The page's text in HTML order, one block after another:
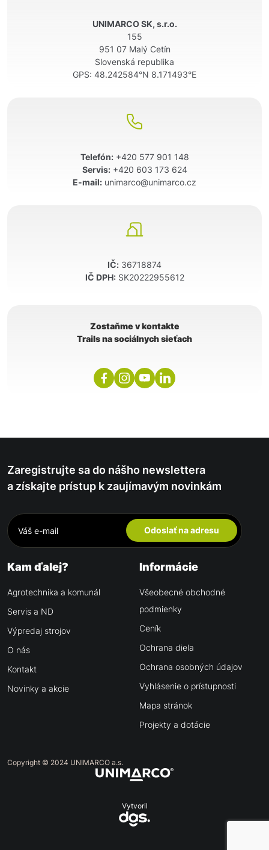
UNIMARCO SK, s.r.o.
155
951 07 Malý Cetín
Slovenská republika
GPS: 48.242584°N 8.171493°E
Telefón: +420 577 901 148
Servis: +420 603 173 624
E-mail: unimarco@unimarco.cz
IČ: 36718874
IČ DPH:SK20222955612
Zostaňme v kontakte
Trails na sociálnych sieťach
Zaregistrujte sa do nášho newslettera
a získajte prístup k zaujímavým novinkám
Odoslať na adresu
Kam ďalej?
Agrotechnika a komunál
Servis a ND
Výpredaj strojov
O nás
Kontakt
Novinky a akcie
Informácie
Všeobecné obchodné
podmienky
Ceník
Ochrana diela
Ochrana osobných údajov
Vyhlásenie o prístupnosti
Mapa stránok
Projekty a dotácie
Copyright © 2024 UNIMARCO a.s.
Vytvoril